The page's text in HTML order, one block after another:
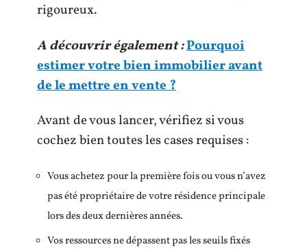
rigoureux.
A découvrir également :Pourquoi
estimer votre bien immobilier avant
de le mettre en vente ?
Avant de vous lancer, vérifiez si vous
cochez bien toutes les cases requises :
Vous achetez pour la première fois ou vous n’avez
pas été propriétaire de votre résidence principale
lors des deux dernières années.
Vos ressources ne dépassent pas les seuils fixés